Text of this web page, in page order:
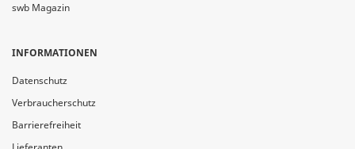
swb Magazin
INFORMATIONEN
Datenschutz
Verbraucherschutz
Barrierefreiheit